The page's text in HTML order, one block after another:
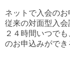
ネットで入会のお
従来の対面型入会
２４時間いつで
のお申込みができ